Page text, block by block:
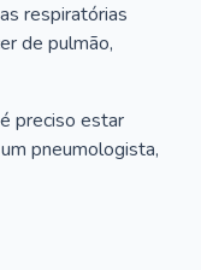
respiratórias
de pulmão,
preciso estar
pneumologista,